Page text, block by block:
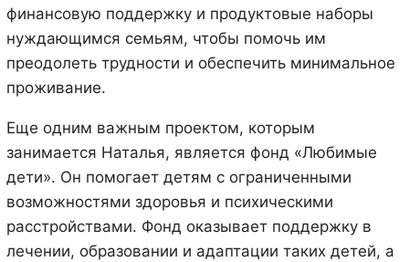
финансовую поддержку и продуктовые наборы
нуждающимся семьям, чтобы помочь им
преодолеть трудности и обеспечить минимальное
проживание.
Еще одним важным проектом, которым
занимается Наталья, является фонд «Любимые
дети». Он помогает детям с ограниченными
возможностями здоровья и психическими
расстройствами. Фонд оказывает поддержку в
лечении, образовании и адаптации таких детей, а